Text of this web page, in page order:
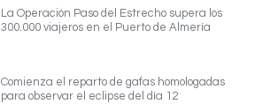
La Operación Paso del Estrecho supera los
300.000 viajeros en el Puerto de Almería
Comienza el reparto de gafas homologadas
para observar el eclipse del día 12